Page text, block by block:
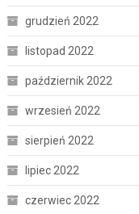
grudzień 2022
listopad 2022
październik 2022
wrzesień 2022
sierpień 2022
lipiec 2022
czerwiec 2022